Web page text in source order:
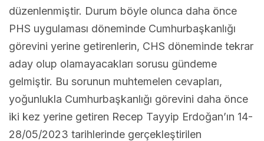
düzenlenmiştir. Durum böyle olunca daha önce
PHS uygulaması döneminde Cumhurbaşkanlığı
görevini yerine getirenlerin, CHS döneminde tekrar
aday olup olamayacakları sorusu gündeme
gelmiştir. Bu sorunun muhtemelen cevapları,
yoğunlukla Cumhurbaşkanlığı görevini daha önce
iki kez yerine getiren Recep Tayyip Erdoğan’ın 14-
28/05/2023 tarihlerinde gerçekleştirilen